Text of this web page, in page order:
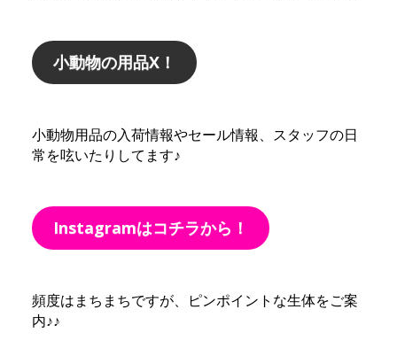
小動物の用品X！
小動物用品の入荷情報やセール情報、スタッフの日
常を呟いたりしてます♪
Instagramはコチラから！
頻度はまちまちですが、ピンポイントな生体をご案
内♪♪